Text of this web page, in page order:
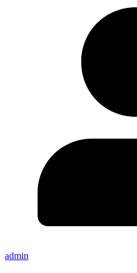
admin